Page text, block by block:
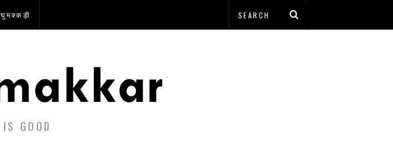
घुमक्कड़ी
GOOD